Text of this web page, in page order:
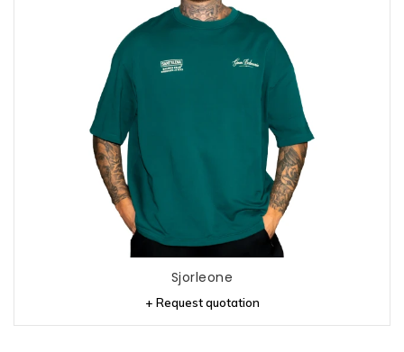
Sjorleone
+ Request quotation